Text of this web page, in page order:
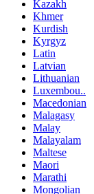
Kazakh
Khmer
Kurdish
Kyrgyz
Latin
Latvian
Lithuanian
Luxembou..
Macedonian
Malagasy
Malay
Malayalam
Maltese
Maori
Marathi
Mongolian